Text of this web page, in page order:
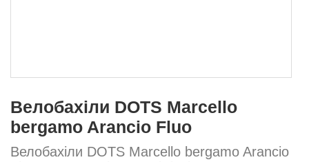
Велобахіли DOTS Marcello
bergamo Arancio Fluo
Велобахіли DOTS Marcello bergamo Arancio